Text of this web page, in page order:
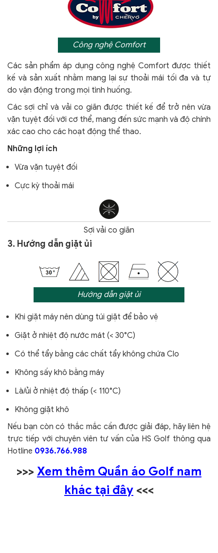
Công nghệ Comfort
Các sản phẩm áp dụng công nghệ Comfortđược thiết
kế và sản xuất nhằm mang lại sự thoải mái tối đa và tự
do vận động trong mọi tình huống.
Các sợi chỉ và vải co giãn được thiết kế để trở nên vừa
vặn tuyệt đối với cơ thể, mang đến sức mạnh và độ chính
xác cao cho các hoạt động thể thao.
Những lợi ích
Vừa vặn tuyệt đối
Cực kỳ thoải mái
Sợi vải co giãn
3. Hướng dẫn giặt ủi
Hướng dẫn giặt ủi
Khi giặt máy nên dùng túi giặt để bảo vệ
Giặt ở nhiệt độ nước mát (< 30°C)
Có thể tẩy bằng các chất tẩy không chứa Clo
Không sấy khô bằng máy
Là/ủi ở nhiệt độ thấp (< 110°C)
Không giặt khô
Nếu bạn còn có thắc mắc cần được giải đáp, hãy liên hệ
trực tiếp với chuyên viên tư vấn của HS Golf thông qua
Hotline 0936.766.988
>>> Xem thêm Quần áo Golf nam
khác tại đây <<<